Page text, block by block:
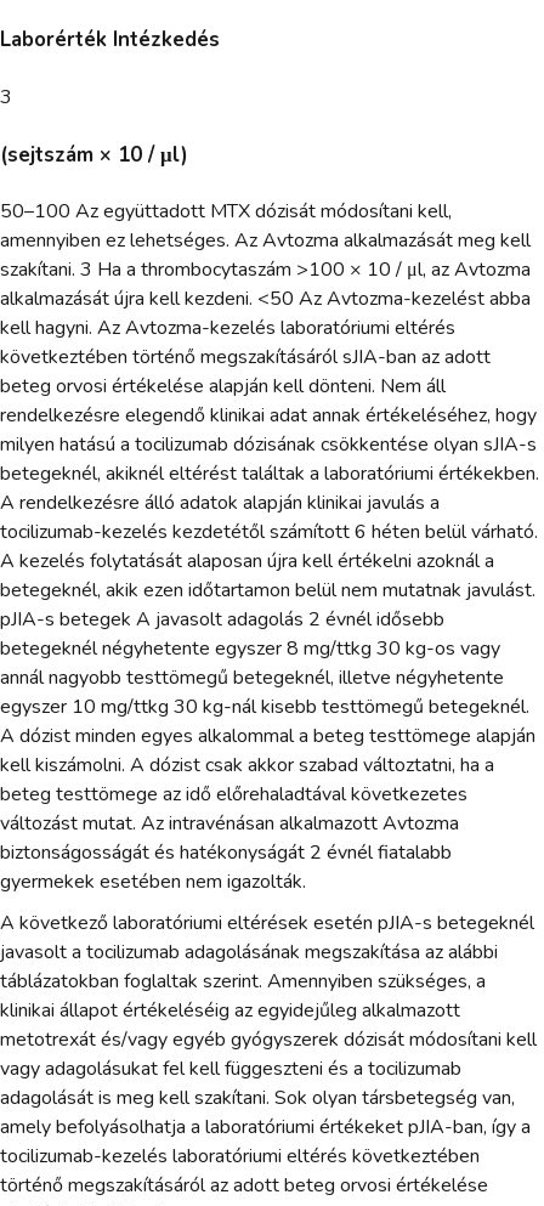
Laborérték Intézkedés
3
(sejtszám × 10 / μl)
50–100 Az együttadott MTX dózisát módosítani kell,
amennyiben ez lehetséges. Az Avtozma alkalmazását meg kell
szakítani. 3 Ha a thrombocytaszám >100 × 10 / μl, az Avtozma
alkalmazását újra kell kezdeni. <50 Az Avtozma-kezelést abba
kell hagyni. Az Avtozma-kezelés laboratóriumi eltérés
következtében történő megszakításáról sJIA-ban az adott
beteg orvosi értékelése alapján kell dönteni. Nem áll
rendelkezésre elegendő klinikai adat annak értékeléséhez, hogy
milyen hatású a tocilizumab dózisának csökkentése olyan sJIA-s
betegeknél, akiknél eltérést találtak a laboratóriumi értékekben.
A rendelkezésre álló adatok alapján klinikai javulás a
tocilizumab-kezelés kezdetétől számított 6 héten belül várható.
A kezelés folytatását alaposan újra kell értékelni azoknál a
betegeknél, akik ezen időtartamon belül nem mutatnak javulást.
pJIA-s betegek A javasolt adagolás 2 évnél idősebb
betegeknél négyhetente egyszer 8 mg/ttkg 30 kg-os vagy
annál nagyobb testtömegű betegeknél, illetve négyhetente
egyszer 10 mg/ttkg 30 kg-nál kisebb testtömegű betegeknél.
A dózist minden egyes alkalommal a beteg testtömege alapján
kell kiszámolni. A dózist csak akkor szabad változtatni, ha a
beteg testtömege az idő előrehaladtával következetes
változást mutat. Az intravénásan alkalmazott Avtozma
biztonságosságát és hatékonyságát 2 évnél fiatalabb
gyermekek esetében nem igazolták.
A következő laboratóriumi eltérések esetén pJIA-s betegeknél
javasolt a tocilizumab adagolásának megszakítása az alábbi
táblázatokban foglaltak szerint. Amennyiben szükséges, a
klinikai állapot értékeléséig az egyidejűleg alkalmazott
metotrexát és/vagy egyéb gyógyszerek dózisát módosítani kell
vagy adagolásukat fel kell függeszteni és a tocilizumab
adagolását is meg kell szakítani. Sok olyan társbetegség van,
amely befolyásolhatja a laboratóriumi értékeket pJIA-ban, így a
tocilizumab-kezelés laboratóriumi eltérés következtében
történő megszakításáról az adott beteg orvosi értékelése